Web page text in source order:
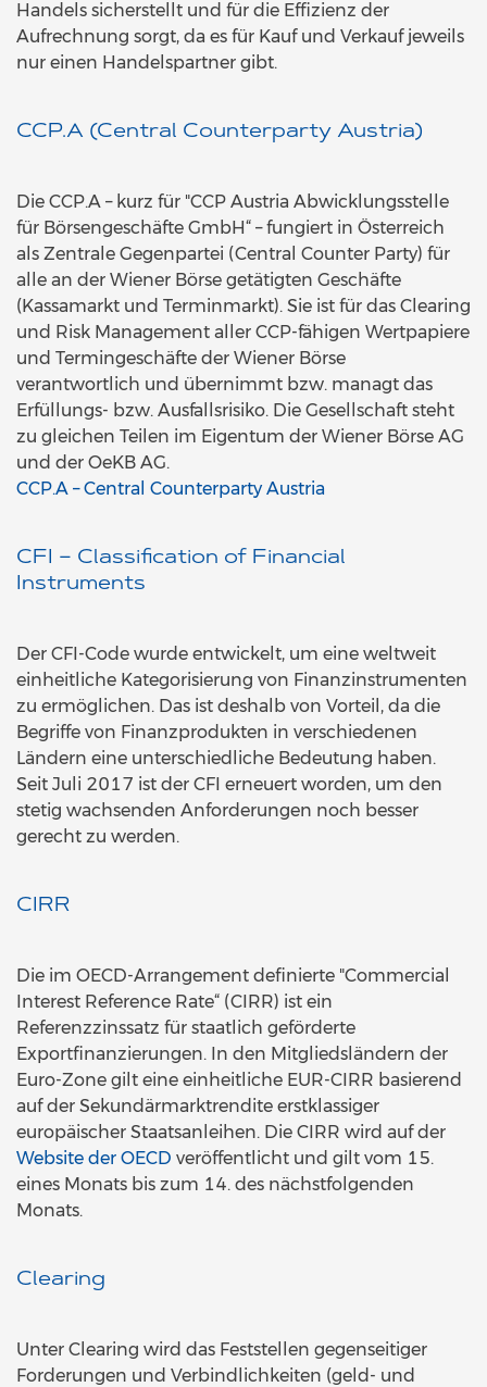
Handels sicherstellt und für die Effizienz der
Aufrechnung sorgt, da es für Kauf und Verkauf jeweils
nur einen Handelspartner gibt.
CCP.A (Central Counterparty Austria)
Die CCP.A – kurz für "CCP Austria Abwicklungsstelle
für Börsengeschäfte GmbH“ – fungiert in Österreich
als Zentrale Gegenpartei (Central Counter Party) für
alle an der Wiener Börse getätigten Geschäfte
(Kassamarkt und Terminmarkt). Sie ist für das Clearing
und Risk Management aller CCP-fähigen Wertpapiere
und Termingeschäfte der Wiener Börse
verantwortlich und übernimmt bzw. managt das
Erfüllungs- bzw. Ausfallsrisiko. Die Gesellschaft steht
zu gleichen Teilen im Eigentum der Wiener Börse AG
und der OeKB AG.
CCP.A – Central Counterparty Austria
CFI – Classification of Financial
Instruments
Der CFI-Code wurde entwickelt, um eine weltweit
einheitliche Kategorisierung von Finanzinstrumenten
zu ermöglichen. Das ist deshalb von Vorteil, da die
Begriffe von Finanzprodukten in verschiedenen
Ländern eine unterschiedliche Bedeutung haben.
Seit Juli 2017 ist der CFI erneuert worden, um den
stetig wachsenden Anforderungen noch besser
gerecht zu werden.
CIRR
Die im OECD-Arrangement definierte "Commercial
Interest Reference Rate“ (CIRR) ist ein
Referenzzinssatz für staatlich geförderte
Exportfinanzierungen. In den Mitgliedsländern der
Euro-Zone gilt eine einheitliche EUR-CIRR basierend
auf der Sekundärmarktrendite erstklassiger
europäischer Staatsanleihen. Die CIRR wird auf der
Website der OECD veröffentlicht und gilt vom 15.
eines Monats bis zum 14. des nächstfolgenden
Monats.
Clearing
Unter Clearing wird das Feststellen gegenseitiger
Forderungen und Verbindlichkeiten (geld- und